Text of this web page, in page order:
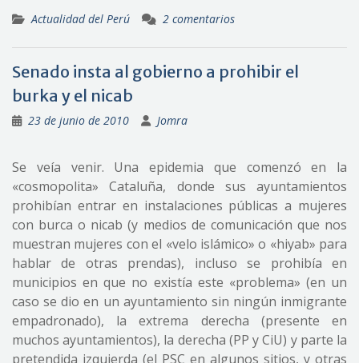
Actualidad del Perú 2 comentarios
Senado insta al gobierno a prohibir el
burka y el nicab
23 de junio de 2010 Jomra
Se veía venir. Una epidemia que comenzó en la
«cosmopolita» Cataluña, donde sus ayuntamientos
prohibían entrar en instalaciones públicas a mujeres
con burca o nicab (y medios de comunicación que nos
muestran mujeres con el «velo islámico» o «hiyab» para
hablar de otras prendas), incluso se prohibía en
municipios en que no existía este «problema» (en un
caso se dio en un ayuntamiento sin ningún inmigrante
empadronado), la extrema derecha (presente en
muchos ayuntamientos), la derecha (PP y CiU) y parte la
pretendida izquierda (el PSC en algunos sitios, y otras